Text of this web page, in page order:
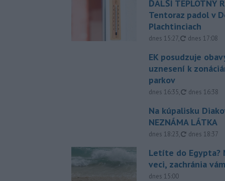
ĎALŠÍ TEPLOTNÝ
Tentoraz padol v
Plachtinciach
dnes 15:27, aktualizované
dnes 17:08
EK posudzuje
uznesení k
parkov
dnes 16:35, aktualizované
dnes 16:38
Na kúpalisku
NEZNÁMA LÁTKA
dnes 18:23, aktualizované
dnes 18:37
Letíte do
veci, zachránia
dnes 15:00